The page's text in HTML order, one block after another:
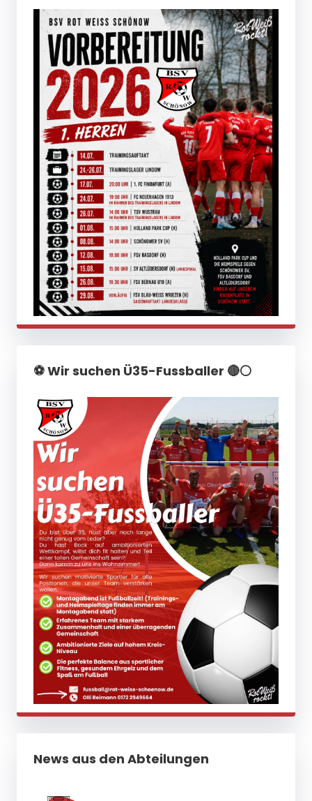
⚽️ Wir suchen Ü35-Fussballer 🔴⚪️
News aus den Abteilungen